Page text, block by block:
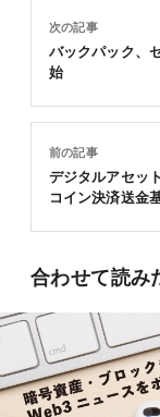
前の記事
デジタルアセッ
コイン決済送金
次の記事
バックパック、
始
合わせて読み